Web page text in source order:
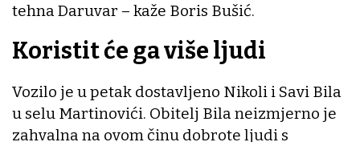
tehna Daruvar – kaže Boris Bušić.
Koristit će ga više ljudi
Vozilo je u petak dostavljeno Nikoli i Savi Bila
u selu Martinovići. Obitelj Bila neizmjerno je
zahvalna na ovom činu dobrote ljudi s